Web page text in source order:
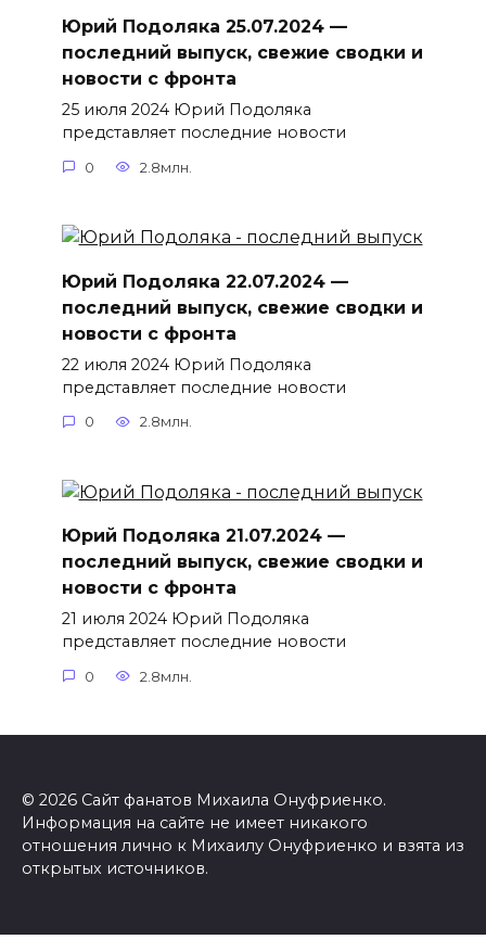
Юрий Подоляка 25.07.2024 —
последний выпуск, свежие сводки и
новости с фронта
25 июля 2024 Юрий Подоляка
представляет последние новости
0 2.8млн.
Юрий Подоляка 22.07.2024 —
последний выпуск, свежие сводки и
новости с фронта
22 июля 2024 Юрий Подоляка
представляет последние новости
0 2.8млн.
Юрий Подоляка 21.07.2024 —
последний выпуск, свежие сводки и
новости с фронта
21 июля 2024 Юрий Подоляка
представляет последние новости
0 2.8млн.
© 2026 Сайт фанатов Михаила Онуфриенко.
Информация на сайте не имеет никакого
отношения лично к Михаилу Онуфриенко и взята из
открытых источников.